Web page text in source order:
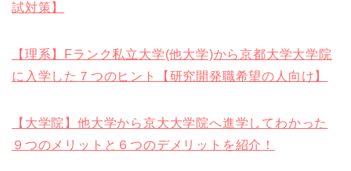
試対策】
【理系】Fランク私立大学(他大学)から京都大学大学院
に入学した７つのヒント【研究開発職希望の人向け】
【大学院】他大学から京大大学院へ進学してわかった
９つのメリットと６つのデメリットを紹介！